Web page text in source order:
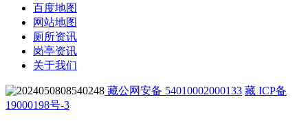
百度地图
网站地图
厕所资讯
岗亭资讯
关于我们
藏公网安备 54010002000133 藏 ICP备
19000198号-3